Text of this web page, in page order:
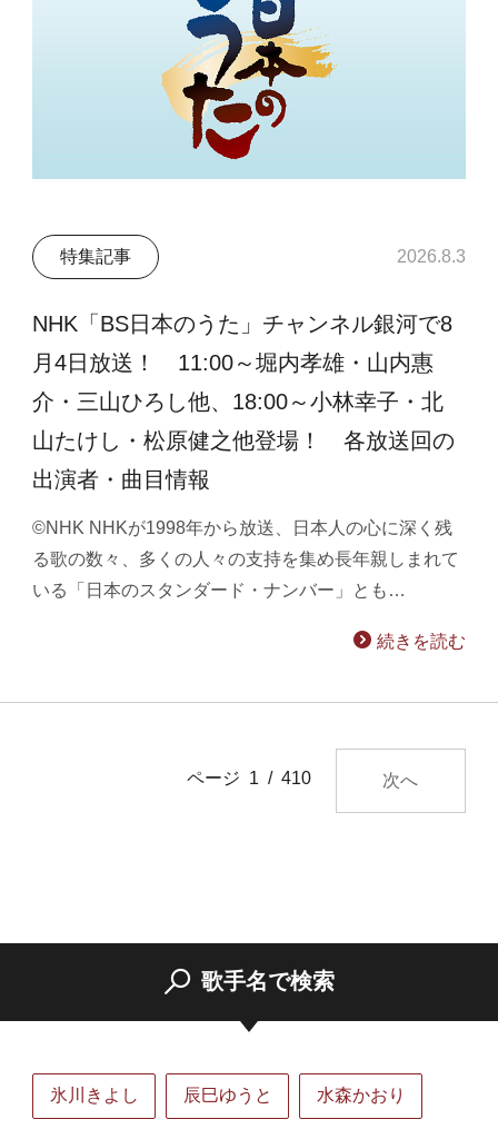
特集記事 2026.8.3
NHK「BS日本のうた」チャンネル銀河で8
月4日放送！ 11:00～堀内孝雄・山内惠
介・三山ひろし他、18:00～小林幸子・北
山たけし・松原健之他登場！ 各放送回の
出演者・曲目情報
©NHK NHKが1998年から放送、日本人の心に深く残
る歌の数々、多くの人々の支持を集め長年親しまれて
いる「日本のスタンダード・ナンバー」とも…
続きを読む
ページ 1 / 410 次へ
歌手名で検索
氷川きよし 辰巳ゆうと 水森かおり